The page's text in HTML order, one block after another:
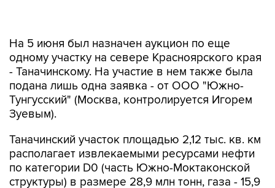
- Таначинскому. На участие в нем также была
подана лишь одна заявка - от ООО "Южно-
Тунгусский" (Москва, контролируется Игорем
Зуевым).
Таначинский участок площадью 2,12 тыс. кв. км
по категории D0 (часть Южно-Моктаконской
структуры) в размере 28,9 млн тонн, газа - 15,9
млрд кубометров (по данным Госбаланса на 1
января 2022). Прогнозные ресурсы участка по